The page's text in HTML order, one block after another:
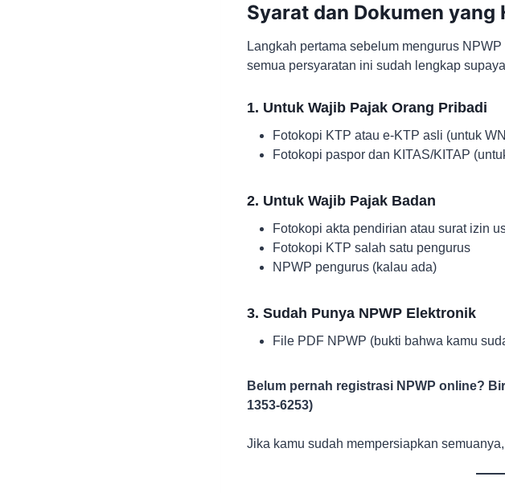
Syarat dan Dokumen yang
Langkah pertama sebelum mengurus
semua persyaratan ini sudah lengkap
1. Untuk Wajib Pajak Orang Pribadi
Fotokopi KTP atau e-KTP asli (untuk
Fotokopi paspor dan KITAS/KITAP
2. Untuk Wajib Pajak Badan
Fotokopi akta pendirian atau surat izin
Fotokopi KTP salah satu pengurus
NPWP pengurus (kalau ada)
3. Sudah Punya NPWP Elektronik
File PDF NPWP (bukti bahwa kamu
Belum pernah registrasi NPWP online?
1353-6253)
Jika kamu sudah mempersiapkan